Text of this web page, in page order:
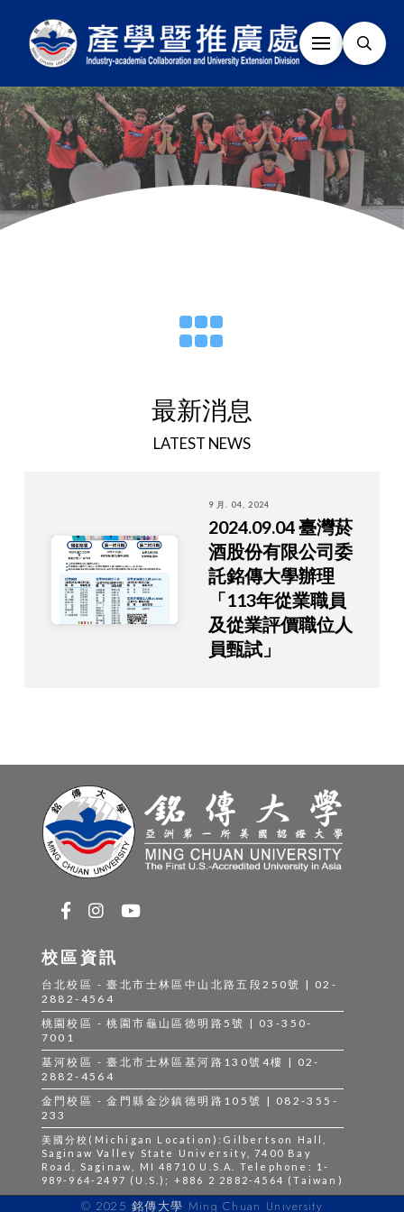
最新消息
LATEST NEWS
9 月. 04, 2024
2024.09.04 臺灣菸
酒股份有限公司委
託銘傳大學辦理
「113年從業職員
及從業評價職位人
員甄試」
校區資訊
台北校區 - 臺北市士林區中山北路五段250號 | 02-
2882-4564
桃園校區 - 桃園市龜山區德明路5號 | 03-350-
7001
基河校區 - 臺北市士林區基河路130號4樓 | 02-
2882-4564
金門校區 - 金門縣金沙鎮德明路105號 | 082-355-
233
美國分校(Michigan Location):Gilbertson Hall,
Saginaw Valley State University, 7400 Bay
Road, Saginaw, MI 48710 U.S.A. Telephone: 1-
989-964-2497 (U.S.); +886 2 2882-4564 (Taiwan)
© 2025 銘傳大學 Ming Chuan University